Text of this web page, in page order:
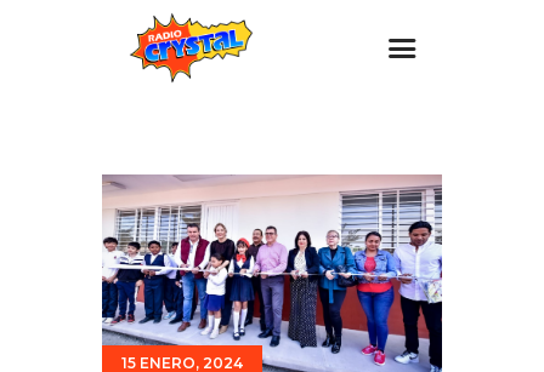
Estaciones
Eventos
Promociones
Noticias
Para ti
15 ENERO, 2024